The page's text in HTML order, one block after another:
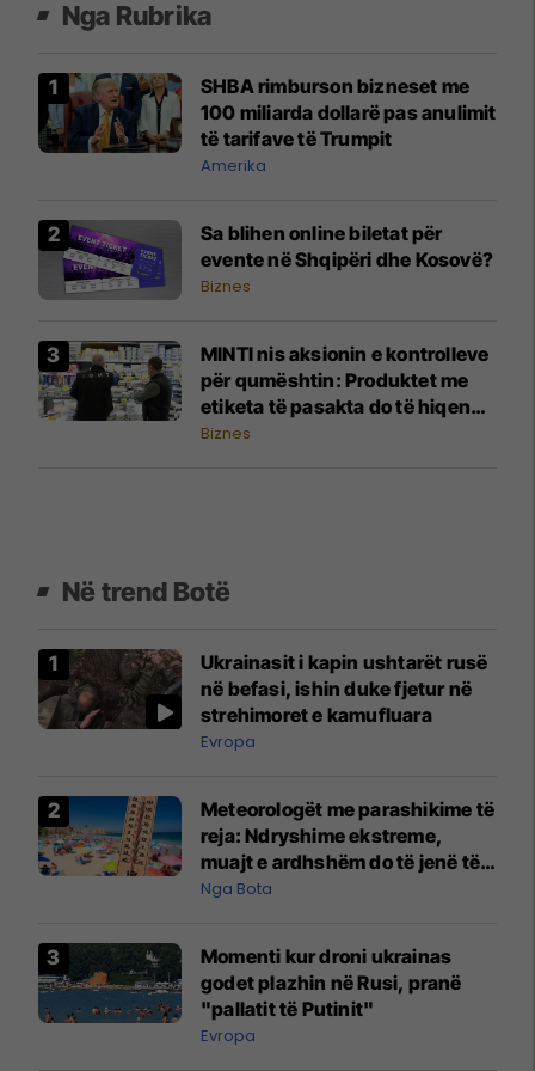
Nga Rubrika
SHBA rimburson bizneset me
100 miliarda dollarë pas anulimit
të tarifave të Trumpit
Amerika
Sa blihen online biletat për
evente në Shqipëri dhe Kosovë?
Biznes
MINTI nis aksionin e kontrolleve
për qumështin: Produktet me
etiketa të pasakta do të hiqen
nga tregu
Biznes
Në trend Botë
Ukrainasit i kapin ushtarët rusë
në befasi, ishin duke fjetur në
strehimoret e kamufluara
Evropa
Meteorologët me parashikime të
reja: Ndryshime ekstreme,
muajt e ardhshëm do të jenë të
pazakontë
Nga Bota
Momenti kur droni ukrainas
godet plazhin në Rusi, pranë
"pallatit të Putinit"
Evropa